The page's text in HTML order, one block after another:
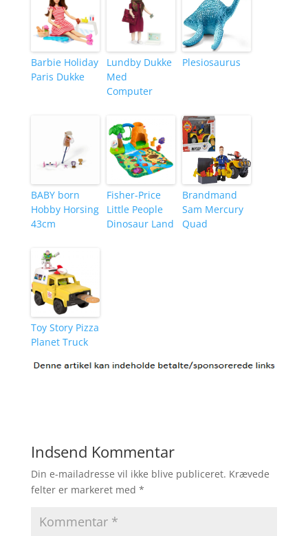
Barbie Holiday
Paris Dukke
Lundby Dukke
Med
Computer
Plesiosaurus
BABY born
Hobby Horsing
43cm
Fisher-Price
Little People
Dinosaur Land
Brandmand
Sam Mercury
Quad
Toy Story Pizza
Planet Truck
Indsend Kommentar
Din e-mailadresse vil ikke blive publiceret. Krævede
felter er markeret med *